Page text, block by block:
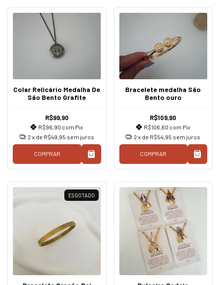
Colar Relicário Medalha De
São Bento Grafite
R$99,90
R$96,90 com Pix
2 x de R$49,95 sem juros
COMPRAR
Bracelete medalha São
Bento ouro
R$109,90
R$106,60 com Pix
2 x de R$54,95 sem juros
COMPRAR
ESGOTADO